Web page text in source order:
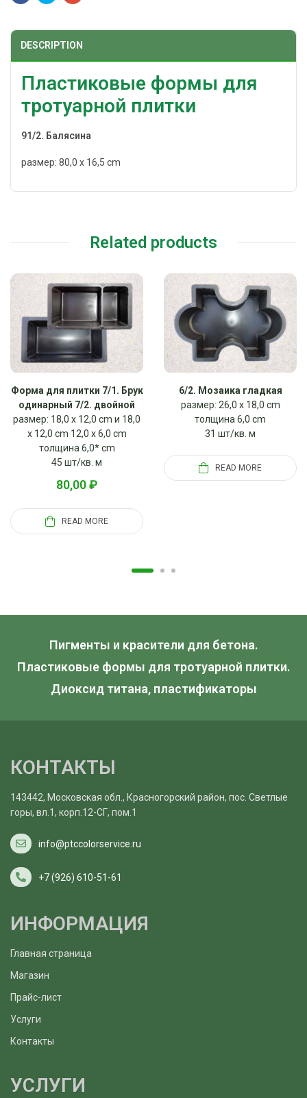
DESCRIPTION
Пластиковые формы для
тротуарной плитки
91/2. Балясина
размер: 80,0 x 16,5 cm
Related products
Форма для плитки 7/1. Брук
одинарный 7/2. двойной
размер: 18,0 x 12,0 cm и 18,0
x 12,0 cm 12,0 x 6,0 cm
толщина 6,0* cm
45 шт/кв. м
80,00₽
READ MORE
6/2. Мозаика гладкая
размер: 26,0 x 18,0 cm
толщина 6,0 cm
31 шт/кв. м
READ MORE
Пигменты и красители для бетона.
Пластиковые формы для тротуарной плитки.
Диоксид титана, пластификаторы
КОНТАКТЫ
143442, Московская обл., Красногорский район, пос. Светлые
горы, вл.1, корп.12-СГ, пом.1
info@ptccolorservice.ru
+7 (926) 610-51-61
ИНФОРМАЦИЯ
Главная страница
Магазин
Прайс-лист
Услуги
Контакты
УСЛУГИ